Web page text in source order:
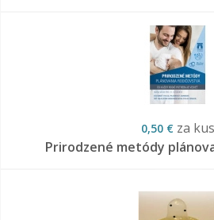
0,50 € za kus
Prirodzené metódy